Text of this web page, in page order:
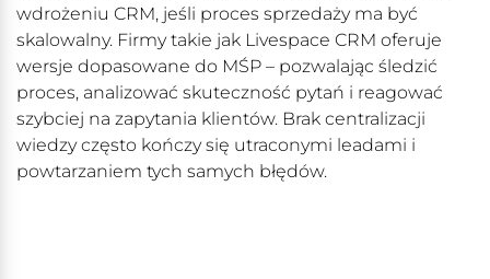
wdrożeniu CRM, jeśli proces sprzedaży ma być
skalowalny. Firmy takie jak Livespace CRM oferuje
wersje dopasowane do MŚP – pozwalając śledzić
proces, analizować skuteczność pytań i reagować
szybciej na zapytania klientów. Brak centralizacji
wiedzy często kończy się utraconymi leadami i
powtarzaniem tych samych błędów.